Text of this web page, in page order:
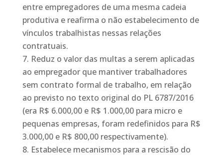
entre empregadores de uma mesma cadeia
produtiva e reafirma o não estabelecimento de
vínculos trabalhistas nessas relações
contratuais.
Reduz o valor das multas a serem aplicadas
ao empregador que mantiver trabalhadores
sem contrato formal de trabalho, em relação
ao previsto no texto original do PL 6787/2016
(era R$ 6.000,00 e R$ 1.000,00 para micro e
pequenas empresas, foram redefinidos para R$
3.000,00 e R$ 800,00 respectivamente).
Estabelece mecanismos para a rescisão do